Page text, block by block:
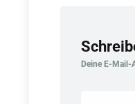
Deine E-